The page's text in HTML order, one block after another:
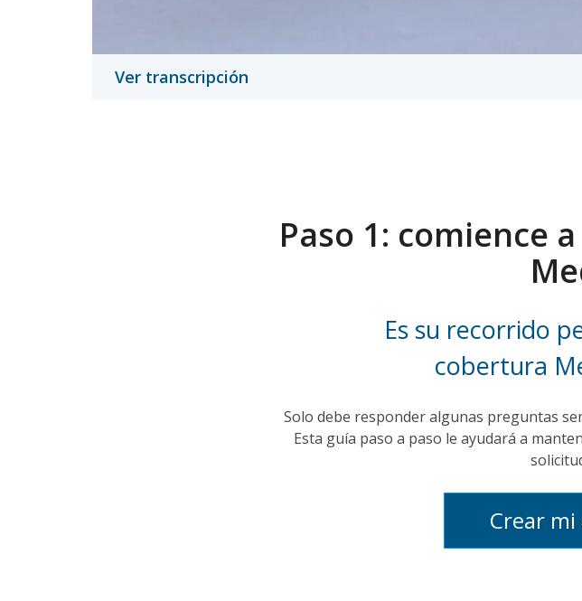
Ver transcripción
Paso 1: comience
Es su recorrido
cobertura
Solo debe responder algunas preguntas
Esta guía paso a paso le ayudará a
Crear